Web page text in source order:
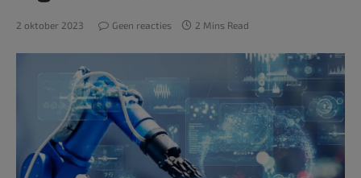
2 oktober 2023 Geen reacties 2 Mins Read